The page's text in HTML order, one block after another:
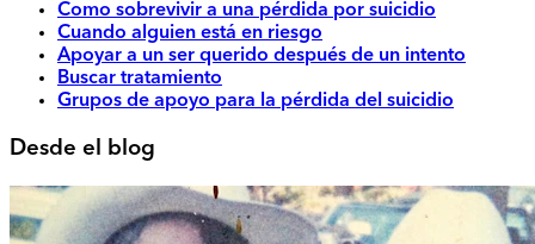
Como sobrevivir a una pérdida por suicidio
Cuando alguien está en riesgo
Apoyar a un ser querido después de un intento
Buscar tratamiento
Grupos de apoyo para la pérdida del suicidio
Desde el blog